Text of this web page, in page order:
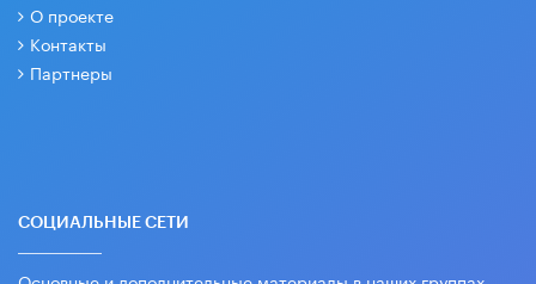
О проекте
Контакты
Партнеры
СОЦИАЛЬНЫЕ СЕТИ